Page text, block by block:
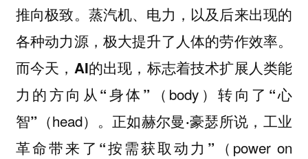
推向极致。蒸汽机、电力，以及后来出现的
各种动力源，极大提升了人体的劳作效率。
而今天， AI的出现，标志着技术扩展人类能
力的方向从“身体” （body）转向了“心
智” （head） 。正如赫尔曼·豪瑟所说，工业
革命带来了“按需获取动力” （power on